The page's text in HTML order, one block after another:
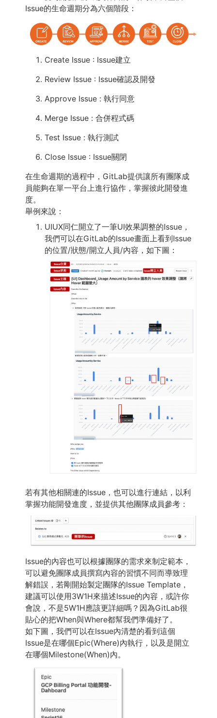
Issue的生命週期分為六個階段：
Create Issue : Issue建立
Review Issue : Issue確認及開發
Approve Issue : 執行同意
Merge Issue : 合併程式碼
Test Issue : 執行測試
Close Issue : Issue關閉
在生命週期的過程中，GitLab提供讓所有團隊成
員能夠在單一平台上進行協作，掌握彼此開發進
度。
舉例來說：
UIUX同仁開立了一筆UI效果調整的Issue，
我們可以在GitLab的Issue畫面上看到Issue
的位置/狀態/開立人員/內容，如下圖：
若有其他相關連的Issue，也可以進行連結，以利
掌握功能開發進度，並提供其他團隊成員參考：
Issue的內容也可以根據團隊的需求來制定範本，
可以避免團隊成員撰寫內容的習慣不同而導致理
解錯誤，若剛開始製定團隊的Issue Template，
建議可以使用3W1H來描述Issue的內容，或許你
會說，不是5W1H應該更詳細嗎？因為GitLab很
貼心的把When與Where都幫我們準備好了。
如下圖，我們可以在Issue內清楚的看到這個
Issue是在哪個Epic(Where)內執行，以及是開立
在哪個Milestone(When)內。